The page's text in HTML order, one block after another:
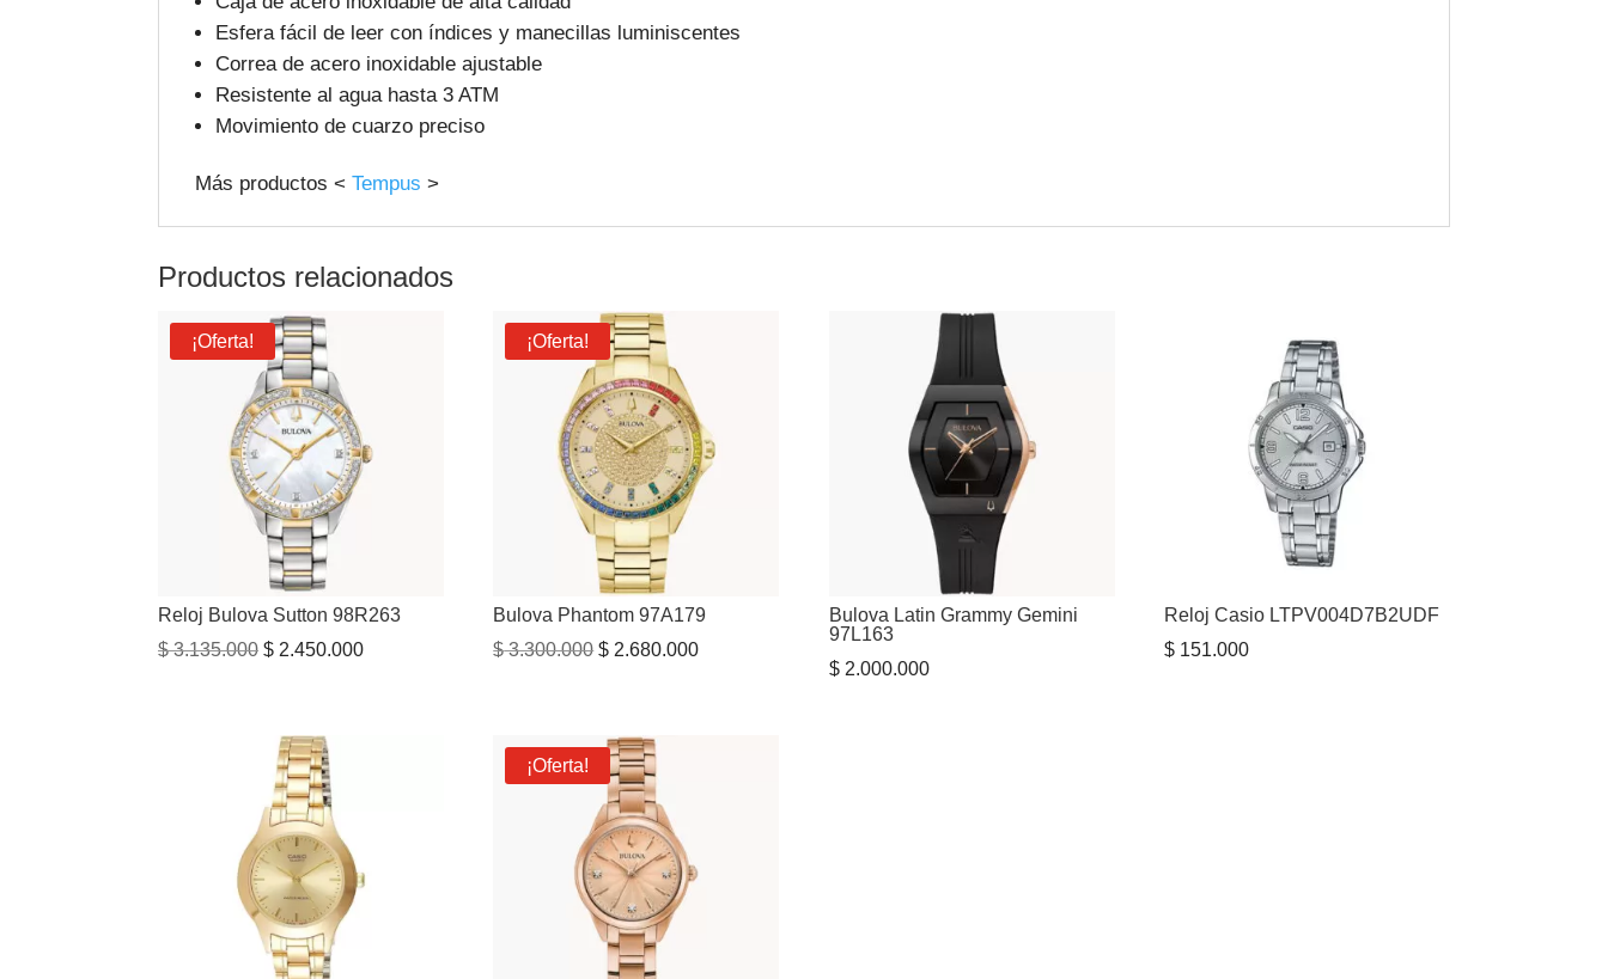
Esfera fácil de leer con índices y manecillas luminiscentes
Correa de acero inoxidable ajustable
Resistente al agua hasta 3 ATM
Movimiento de cuarzo preciso
Más productos < Tempus >
Productos relacionados
¡Oferta!
Reloj Bulova Sutton 98R263
$3.135.000 El
era:
$ 3.135.000.
$ 2.450.000El
¡Oferta!
Bulova Phantom 97A179
$3.300.000 El
era:
$ 3.300.000.
$ 2.680.000El
Bulova Latin Grammy Gemini
97L163
$2.000.000
Reloj Casio LTPV004D7B2UDF
$151.000
¡Oferta!